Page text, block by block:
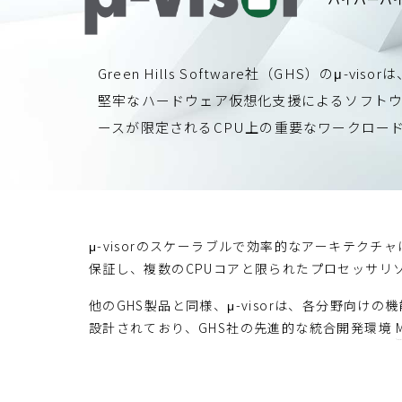
Green Hills Software社（GHS）のμ-visorは
堅牢なハードウェア仮想化支援によるソフト
ースが限定されるCPU上の重要なワークロー
μ-visorのスケーラブルで効率的なアーキテクチ
保証し、複数のCPUコアと限られたプロセッサリ
他のGHS製品と同様、μ-visorは、各分野向けの
設計されており、GHS社の先進的な統合開発環境